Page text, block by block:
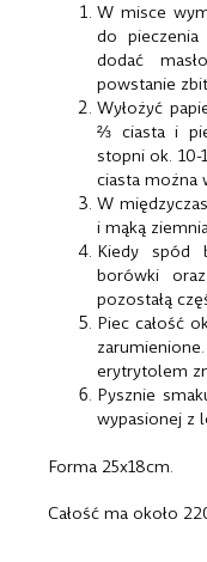
W misce
do pieczenia
dodać
powstanie
Wyłożyć
⅔ ciasta i
stopni ok. 10-
ciasta można
W
i mąką
Kiedy spód
borówki
pozostałą
Piec całość
erytrytolem
Pysznie
wypasionej z
Forma 25x18cm.
Całość ma około